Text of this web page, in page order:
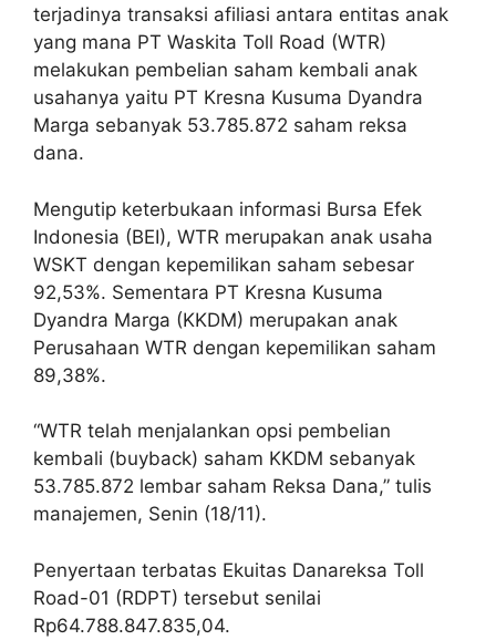
terjadinya transaksi afiliasi antara entitas anak
yang mana PT Waskita Toll Road (WTR)
melakukan pembelian saham kembali anak
usahanya yaitu PT Kresna Kusuma Dyandra
Marga sebanyak 53.785.872 saham reksa
dana.
Mengutip keterbukaan informasi Bursa Efek
Indonesia (BEI), WTR merupakan anak usaha
WSKT dengan kepemilikan saham sebesar
92,53%. Sementara PT Kresna Kusuma
Dyandra Marga (KKDM) merupakan anak
Perusahaan WTR dengan kepemilikan saham
89,38%.
“WTR telah menjalankan opsi pembelian
kembali (buyback) saham KKDM sebanyak
53.785.872 lembar saham Reksa Dana,” tulis
manajemen, Senin (18/11).
Penyertaan terbatas Ekuitas Danareksa Toll
Road-01 (RDPT) tersebut senilai
Rp64.788.847.835,04.